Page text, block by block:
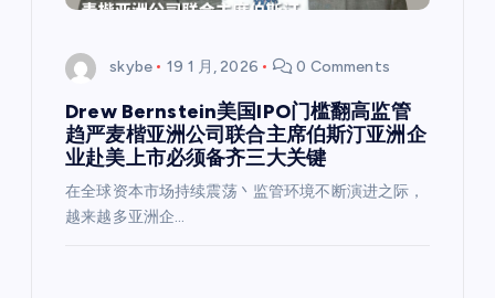
skybe 19 1 月, 2026 0 Comments
Drew Bernstein美国IPO门槛翻高监管
趋严麦楷亚洲公司联合主席伯斯汀亚洲企
业赴美上市必须备齐三大关键
在全球资本市场持续震荡丶监管环境不断演进之际，
越来越多亚洲企…